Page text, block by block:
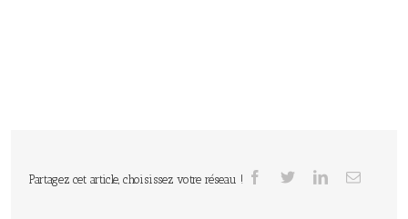
Partagez cet article, choisissez votre réseau !